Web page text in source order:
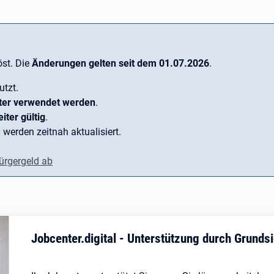
Die Änderungen gelten seit dem 01.07.2026.
verwendet werden.
gültig.
werden zeitnah aktualisiert.
ab
Jobcenter.digital - Unterstützung durch